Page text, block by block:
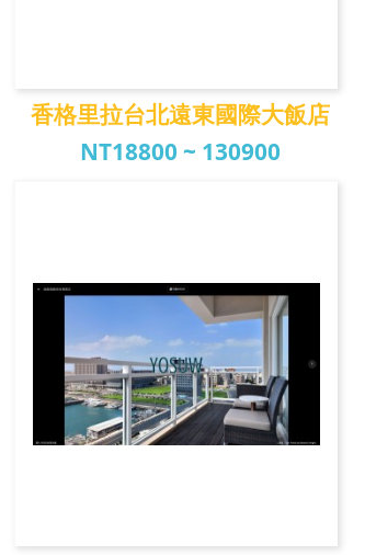
香格里拉台北遠東國際大飯店
NT18800 ~ 130900